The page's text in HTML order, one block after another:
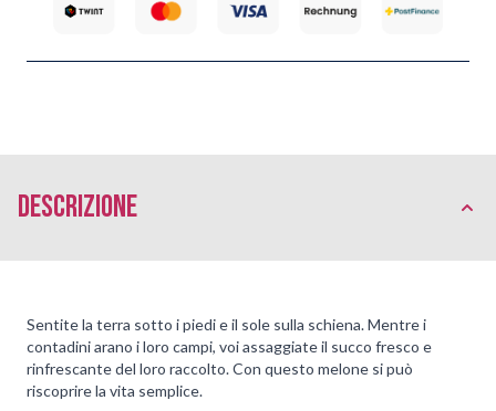
Descrizione
Sentite la terra sotto i piedi e il sole sulla schiena. Mentre i
contadini arano i loro campi, voi assaggiate il succo fresco e
rinfrescante del loro raccolto. Con questo melone si può
riscoprire la vita semplice.